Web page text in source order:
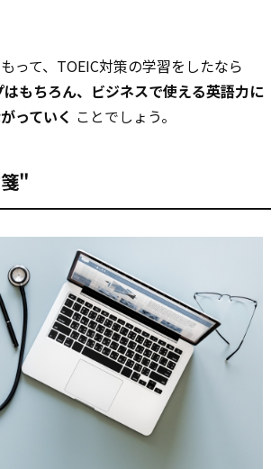
って、TOEIC対策の学習をしたなら
もちろん、ビジネスで使える英語力に
っていく ことでしょう。
"